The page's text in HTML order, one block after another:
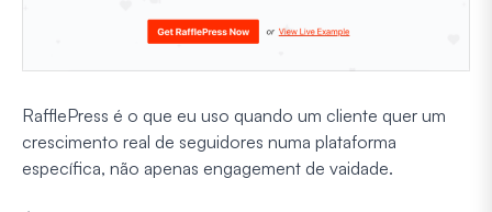
RafflePress é o que eu uso quando um cliente quer um
crescimento real de seguidores numa plataforma
específica, não apenas engagement de vaidade.